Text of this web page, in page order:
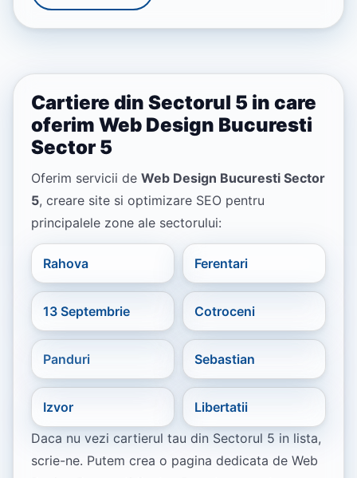
Cartiere din Sectorul 5 in care
oferim Web Design Bucuresti
Sector 5
Oferim servicii de Web Design Bucuresti Sector
5, creare site si optimizare SEO pentru
principalele zone ale sectorului:
Rahova Ferentari
13 Septembrie Cotroceni
Panduri Sebastian
Izvor
Libertatii
Daca nu vezi cartierul tau din Sectorul 5 in lista,
scrie-ne. Putem crea o pagina dedicata de Web